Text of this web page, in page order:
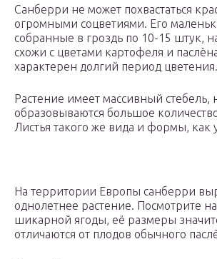
Санберри не может похвастаться
огромными соцветиями. Его
собранные в гроздь по 10-15 штук,
схожи с цветами картофеля и
характерен долгий период цветения.
Растение имеет массивный стебель,
образовываются большое
Листья такого же вида и формы, как
На территории Европы санберри
однолетнее растение. Посмотрите
шикарной ягоды, её размеры
отличаются от плодов обычного